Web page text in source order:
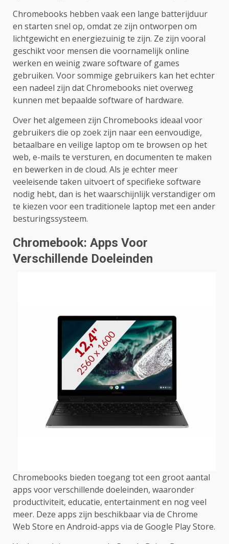
Chromebooks hebben vaak een lange batterijduur
en starten snel op, omdat ze zijn ontworpen om
lichtgewicht en energiezuinig te zijn. Ze zijn vooral
geschikt voor mensen die voornamelijk online
werken en weinig zware software of games
gebruiken. Voor sommige gebruikers kan het echter
een nadeel zijn dat Chromebooks niet overweg
kunnen met bepaalde software of hardware.
Over het algemeen zijn Chromebooks ideaal voor
gebruikers die op zoek zijn naar een eenvoudige,
betaalbare en veilige laptop om te browsen op het
web, e-mails te versturen, en documenten te maken
en bewerken in de cloud. Als je echter meer
veeleisende taken uitvoert of specifieke software
nodig hebt, dan is het waarschijnlijk verstandiger om
te kiezen voor een traditionele laptop met een ander
besturingssysteem.
Chromebook: Apps Voor
Verschillende Doeleinden
Chromebooks bieden toegang tot een groot aantal
apps voor verschillende doeleinden, waaronder
productiviteit, educatie, entertainment en nog veel
meer. Deze apps zijn beschikbaar via de Chrome
Web Store en Android-apps via de Google Play Store.